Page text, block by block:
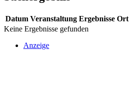
Datum Veranstaltung Ergebnisse Ort
Keine Ergebnisse gefunden
Anzeige